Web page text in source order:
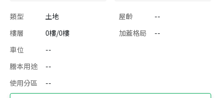
類型 土地 屋齡
--
樓層
0樓/0樓 加蓋格局
--
車位
--
謄本用途
--
使用分區
--